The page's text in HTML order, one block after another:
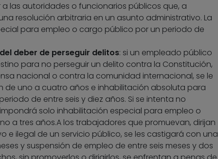
las autoridades o funcionarios públicos que, a
resolución arbitraria en un asunto administrativo. La
para empleo o cargo público por un periodo de
deber de perseguir delitos: si un empleado público
para no perseguir un delito contra la Constitución,
nacional o contra la comunidad internacional, se le
de uno a cuatro años e inhabilitación absoluta para
de entre seis y diez años. Si se intenta no
solo inhabilitación especial para empleo o
a tres años.A los trabajadores que promuevan, dirijan
e ilegal de un servicio público, se les castigará con una
y suspensión de empleo de entre seis meses y dos